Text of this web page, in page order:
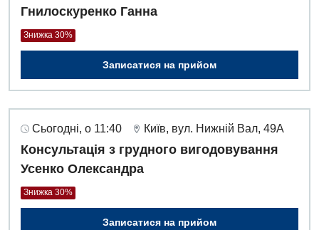
Гнилоскуренко Ганна
Знижка 30%
Записатися на прийом
Сьогодні, о 11:40 Київ, вул. Нижній Вал, 49А
Консультація з грудного вигодовування
Усенко Олександра
Знижка 30%
Записатися на прийом